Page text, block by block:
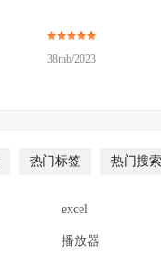
38mb/2023
热门标签 热门搜索
excel
播放器